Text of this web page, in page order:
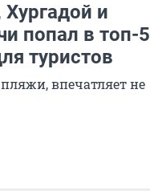
и
попал в топ-5
туристов
впечатляет не